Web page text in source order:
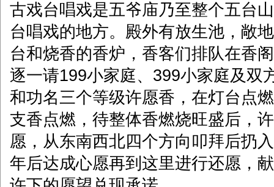
古戏台唱戏是五爷庙乃至整个五台
台唱戏的地方。殿外有放生池，敞
台和烧香的香炉，香客们排队在香
逐一请199小家庭、399小家庭及双
和功名三个等级许愿香，在灯台点
支香点燃，待整体香燃烧旺盛后，
愿，从东南西北四个方向叩拜后扔
年后达成心愿再到这里进行还愿，